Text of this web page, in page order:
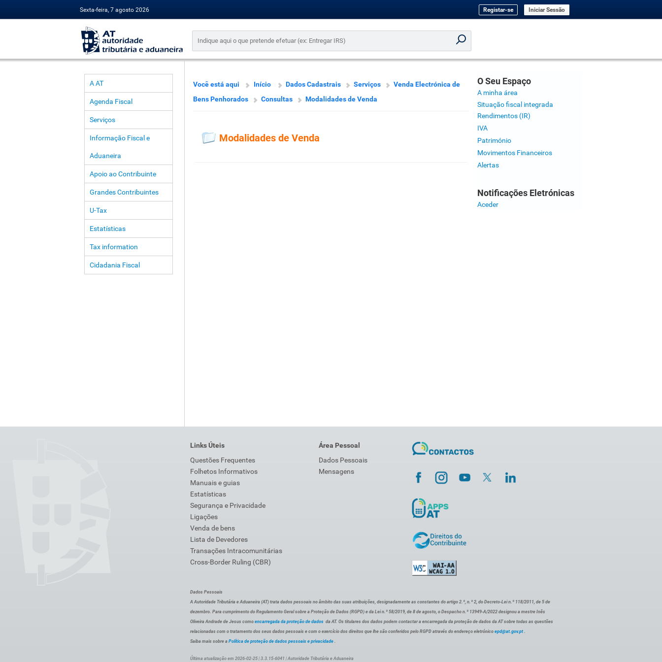
Sexta-feira, 7 agosto 2026 Registar-se Iniciar Sessão
A AT
Agenda Fiscal
Serviços
Informação Fiscal e
Aduaneira
Apoio ao Contribuinte
Grandes Contribuintes
U-Tax
Estatísticas
Tax information
Cidadania Fiscal
Você está aqui Início Dados Cadastrais Serviços
Venda Electrónica de
Bens Penhorados
Consultas Modalidades de Venda
Modalidades de Venda
O Seu Espaço
A minha área
Situação fiscal integrada
Rendimentos (IR)
IVA
Património
Movimentos Financeiros
Alertas
Notificações Eletrónicas
Aceder
Links Úteis
Questões Frequentes
Folhetos Informativos
Manuais e guias
Estatísticas
Segurança e Privacidade
Ligações
Venda de bens
Lista de Devedores
Transações Intracomunitárias
Cross-Border Ruling (CBR)
Área Pessoal
Dados Pessoais
Mensagens
Dados Pessoais
A Autoridade Tributária e Aduaneira (AT) trata dados pessoais no âmbito das suas atribuições, designadamente as constantes do artigo 2.º, n.º 2, do Decreto-Lei n.º 118/2011, de 5 de
dezembro. Para cumprimento do Regulamento Geral sobre a Proteção de Dados (RGPD) e da Lei n.º 58/2019, de 8 de agosto, o Despacho n.º 13949-A/2022 designou a mestre Inês
Oliveira Andrade de Jesus como encarregada da proteção de dados da AT. Os titulares dos dados podem contactar a encarregada da proteção de dados da AT sobre todas as questões
relacionadas com o tratamento dos seus dados pessoais e com o exercício dos direitos que lhe são conferidos pelo RGPD através do endereço eletrónico epd@at.gov.pt .
Saiba mais sobre a Política de proteção de dados pessoais e privacidade .
Última atualização em 2026-02-25 | 3.3.15-6041 | Autoridade Tributária e Aduaneira